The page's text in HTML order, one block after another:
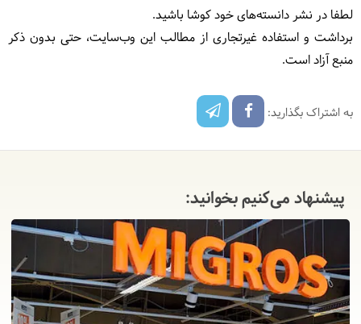
لطفا در نشر دانسته‌های خود کوشا باشید.
برداشت و استفاده غیرتجاری از مطالب این وب‌سایت، حتی بدون ذکر
منبع آزاد است.
به اشتراک بگذارید:
پیشنهاد می‌کنیم بخوانید: